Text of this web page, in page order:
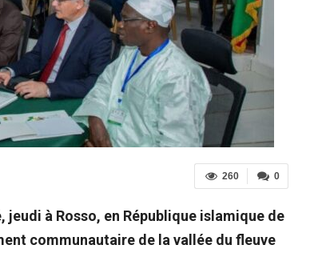
0
260
à Rosso, en République islamique de
communautaire de la vallée du fleuve